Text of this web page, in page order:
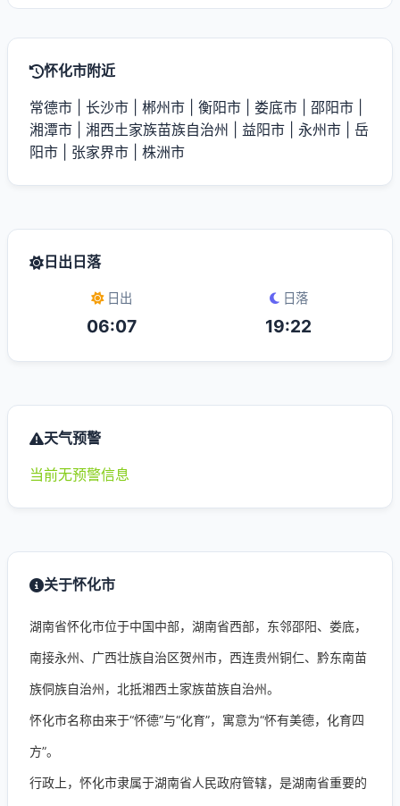
怀化市附近
常德市 长沙市 郴州市 衡阳市 娄底市 邵阳市
湘潭市
湘西土家族苗族自治州 益阳市 永州市
岳
阳市
张家界市 株洲市
日出日落
日出
06:07
日落
19:22
天气预警
当前无预警信息
关于怀化市
湖南省怀化市位于中国中部，湖南省西部，东邻邵阳、娄底，
南接永州、广西壮族自治区贺州市，西连贵州铜仁、黔东南苗
族侗族自治州，北抵湘西土家族苗族自治州。
怀化市名称由来于“怀德”与“化育”，寓意为“怀有美德，化育四
方”。
行政上，怀化市隶属于湖南省人民政府管辖，是湖南省重要的